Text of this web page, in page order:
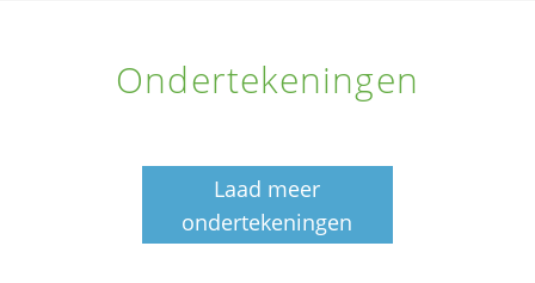
Ondertekeningen
Laad meer
ondertekeningen